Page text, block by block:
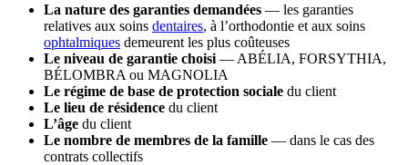
La nature des garanties demandées — les garanties
relatives aux soins dentaires, à l’orthodontie et aux soins
ophtalmiques demeurent les plus coûteuses
Le niveau de garantie choisi — ABÉLIA, FORSYTHIA,
BÉLOMBRA ou MAGNOLIA
Le régime de base de protection sociale du client
Le lieu de résidence du client
L’âge du client
Le nombre de membres de la famille — dans le cas des
contrats collectifs